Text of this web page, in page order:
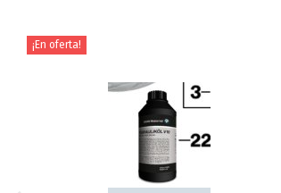
¡En oferta!